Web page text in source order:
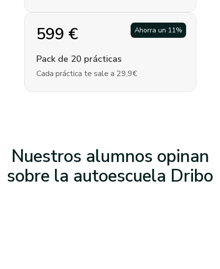
Ahorra un 11%
599 €
Pack de 20 prácticas
Cada práctica te sale a 29,9€
Nuestros alumnos opinan
sobre la autoescuela Dribo